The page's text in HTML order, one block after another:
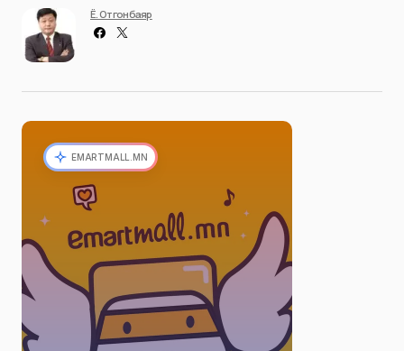
Ё. Отгонбаяр
EMARTMALL.MN